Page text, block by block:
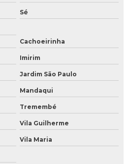
sp
Sé
Cachoeirinha
Imirim
Jardim São Paulo
Mandaqui
Tremembé
Vila Guilherme
Vila Maria